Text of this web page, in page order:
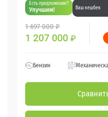
Есть предложение?
Улучшим! Ваш кешбек
1 697 000 ₽
1 207 000₽
Бензин